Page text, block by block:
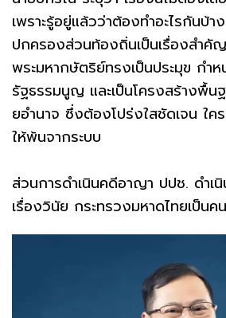
เพราะรู้อยู่แล้วว่าต้องทำอะไรกันบ้
ปกครองส่วนท้องถิ่นเป็นเรื่องสำคั
พระมหากษัตริย์ทรงเป็นประมุข กำห
รัฐธรรมนูญ และเป็นโครงสร้างพื้น
ยอำนาจ ซึ่งต้องโปร่งใสชัดเจน ใค
ให้พ้นจากระบบ
ส่วนการดำเนินคดีอาญา ปปช. ดำเ
เรื่องวินัย กระทรวงมหาดไทยเป็นค